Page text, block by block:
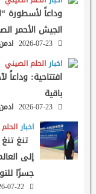
وداعاً لأسطورة
الجيش الأحمر الصيني
اخبار الحلم الصيني
افتتاحية:
باقية
اخبار
تنغ
إلى
جسرًا